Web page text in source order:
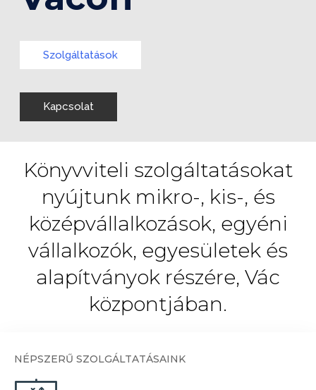
Szolgáltatások
Kapcsolat
Könyvviteli szolgáltatásokat
nyújtunk mikro-, kis-, és
középvállalkozások, egyéni
vállalkozók, egyesületek és
alapítványok részére, Vác
központjában.
NÉPSZERŰ SZOLGÁLTATÁSAINK